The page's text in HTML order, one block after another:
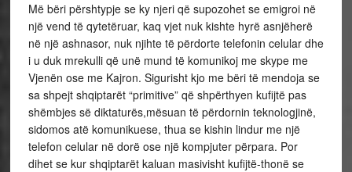
Më bëri përshtypje se ky njeri që supozohet se emigroi në
një vend të qytetëruar, kaq vjet nuk kishte hyrë asnjëherë
në një ashnasor, nuk njihte të përdorte telefonin celular dhe
i u duk mrekulli që unë mund të komunikoj me skype me
Vjenën ose me Kajron. Sigurisht kjo me bëri të mendoja se
sa shpejt shqiptarët “primitive” që shpërthyen kufijtë pas
shëmbjes së diktaturës,mësuan të përdornin teknologjinë,
sidomos atë komunikuese, thua se kishin lindur me një
telefon celular në dorë ose një kompjuter përpara. Por
dihet se kur shqiptarët kaluan masivisht kufijtë-thonë se